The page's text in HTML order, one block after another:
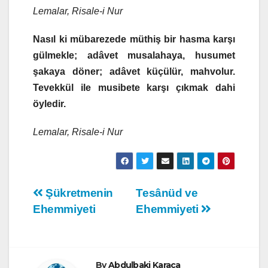
Lemalar, Risale-i Nur
Nasıl ki mübarezede müthiş bir hasma karşı
gülmekle; adâvet musalahaya, husumet
şakaya döner; adâvet küçülür, mahvolur.
Tevekkül ile musibete karşı çıkmak dahi
öyledir.
Lemalar, Risale-i Nur
Yazı
gezinmesi
Tesânüd ve
Ehemmiyeti
Şükretmenin
Ehemmiyeti
ByAbdulbaki Karaca